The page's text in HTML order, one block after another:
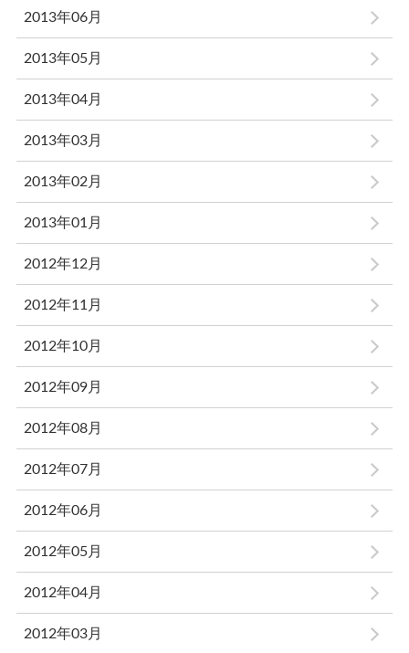
2013年06月
2013年05月
2013年04月
2013年03月
2013年02月
2013年01月
2012年12月
2012年11月
2012年10月
2012年09月
2012年08月
2012年07月
2012年06月
2012年05月
2012年04月
2012年03月